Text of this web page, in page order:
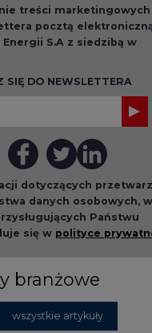
SIĘ DO NEWSLETTERA
dotyczących
Państwu
się w polityce
branżowe